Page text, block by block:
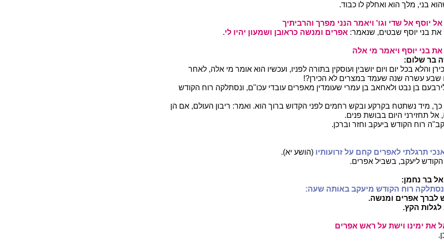
בני, מלך הוא ואחלק לו כבוד.
יוסף אל שדי וגו' ויאמר הנני מפרך והרביתיך
את בני יוסף שבטים, שנאמר: אפרים ומנשה כראובן ושמעון יהיו לי.
בני יוסף ויאמר מי אלה
בר שלום:
והלא בכל יום ויום יושבין ועוסקין בתורה לפניו, ועכשיו הוא אומר מי אלה, לאחר
שבע עשרה שנה שעמד במצרים לא הכירן?!
בן נבט ולאחאב בן עמרי שעומדין מאפרים עובדי עכו"ם, ונסתלקה רוח הקודש
מיד נשתטח בקרקע ובקש רחמים לפני הקדוש ברוך הוא. ואמר: ריבון העולם, אם הן
אל תחזירני היום בבושת פנים.
רוח הקודש ביעקב וחזר וברכן.
תרגלתי לאפרים קחם על זרועותיו (הושע יא).
הקודש ליעקב, בשביל אפרים.
בר נחמן:
רוח הקודש מיעקב באותה שעה:
לברך אפרים ומנשה.
הקץ.
את ימינו וישת על ראש אפרים